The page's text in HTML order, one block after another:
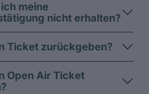
meine
nicht erhalten?
Ticket zurückgeben?
Open Air Ticket